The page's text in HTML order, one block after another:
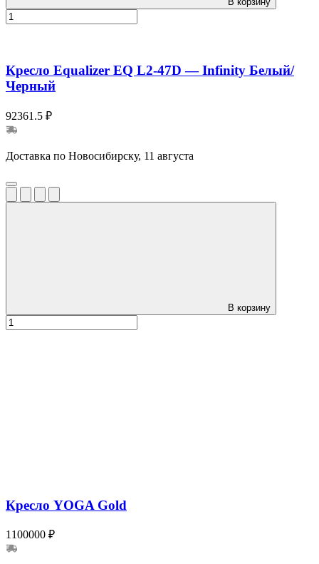
Кресло Equalizer EQ L2-47D — Infinity Белый/
Черный
92361.5 ₽
Доставка по Новосибирску, 11 августа
В корзину
Кресло YOGA Gold
1100000 ₽